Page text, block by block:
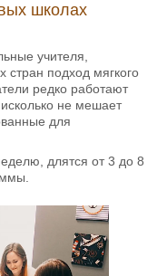
школах
учителя,
стран подход мягкого
редко работают
не мешает
для
длятся от 3 до 8